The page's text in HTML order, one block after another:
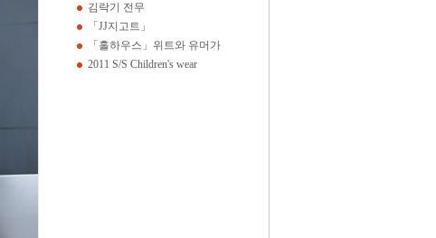
김락기 전무
「JJ지고트」
「홀하우스」위트와 유머가
2011 S/S Children's wear